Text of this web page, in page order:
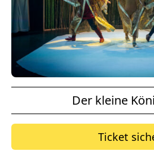
Der kleine
Ticket